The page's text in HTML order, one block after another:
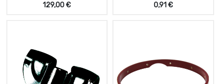
129,00€ 0,91€